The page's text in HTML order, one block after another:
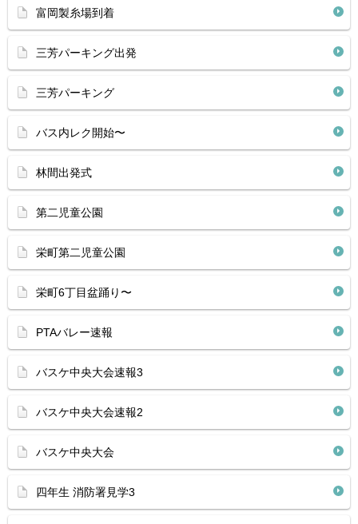
富岡製糸場到着
三芳パーキング出発
三芳パーキング
バス内レク開始〜
林間出発式
第二児童公園
栄町第二児童公園
栄町6丁目盆踊り〜
PTAバレー速報
バスケ中央大会速報3
バスケ中央大会速報2
バスケ中央大会
四年生 消防署見学3